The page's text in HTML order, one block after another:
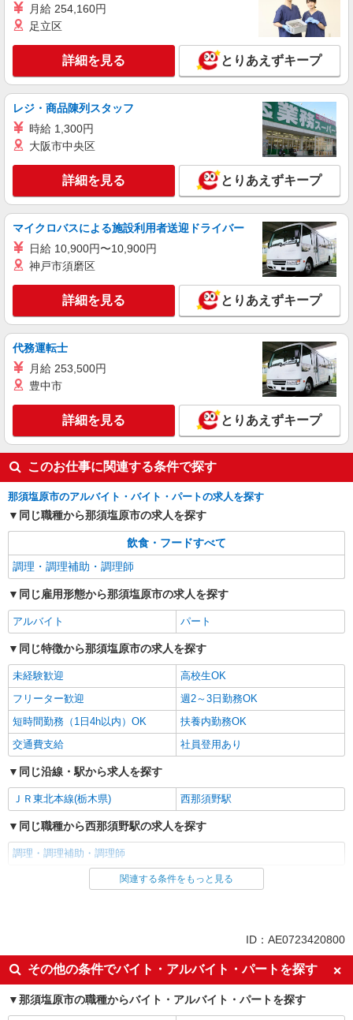
詳細を見る
株式会社とりせん
スーパーマーケットの店内スタッフ（惣菜部
門）
時給1,068円〜 午前8時前 及び 午後5時以降は
時給UPアリ！！ 日曜・祝日、お盆、年末はさら
とりせん黒磯店 栃木県那須塩原市豊住町78-93
キープ 詳細を見る
パート
株式会社とりせん
スーパーマーケットの店内スタッフ（鮮魚部
時給1,068円〜 午前8時前 及び 午後5時以降は
時給UPアリ！！ 日曜・祝日、お盆、年末はさら
に時給＋100円
とりせん上厚崎店 栃木県那須塩原市上厚崎
詳細を見る
株式会社とりせん
スーパーマーケットの店内スタッフ（青果部
門）
時給1,068円〜 午前8時前 及び 午後5時以降は
時給UPアリ！！ 日曜・祝日、お盆、年末はさら
に時給＋100円
とりせん上厚崎店 栃木県那須塩原市上厚崎
219-2
キープ
月給 254,160円
足立区
詳細を見る とりあえずキープ
レジ・商品陳列スタッフ
時給 1,300円
大阪市中央区
詳細を見る とりあえずキープ
マイクロバスによる施設利用者送迎ドライバー
日給 10,900円〜10,900円
神戸市須磨区
詳細を見る とりあえずキープ
代務運転士
月給 253,500円
豊中市
詳細を見る とりあえずキープ
このお仕事に関連する条件で探す
那須塩原市のアルバイト・バイト・パートの求人を探す
同じ職種から那須塩原市の求人を探す
飲食・フードすべて
調理・調理補助・調理師
同じ雇用形態から那須塩原市の求人を探す
アルバイト パート
同じ特徴から那須塩原市の求人を探す
未経験歓迎
高校生OK
フリーター歓迎
週2～3日勤務OK
短時間勤務（1日4h以内）OK
扶養内勤務OK
交通費支給
社員登用あり
同じ沿線・駅から求人を探す
ＪＲ東北本線(栃木県) 西那須野駅
同じ職種から西那須野駅の求人を探す
調理・調理補助・調理師
同じ雇用形態から西那須野駅の求人を探す
未経験歓迎
高校生OK
フリーター歓迎
週2～3日勤務OK
短時間勤務（1日4h以内）OK
扶養内勤務OK
関連する条件をもっと見る
ID：AE0723420800
その他の条件でバイト・アルバイト・パートを探す
那須塩原市の職種からバイト・アルバイト・パートを探す